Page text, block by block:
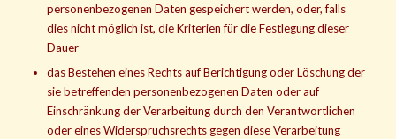
personenbezogenen Daten gespeichert werden, oder, falls
dies nicht möglich ist, die Kriterien für die Festlegung dieser
Dauer
das Bestehen eines Rechts auf Berichtigung oder Löschung der
sie betreffenden personenbezogenen Daten oder auf
Einschränkung der Verarbeitung durch den Verantwortlichen
oder eines Widerspruchsrechts gegen diese Verarbeitung